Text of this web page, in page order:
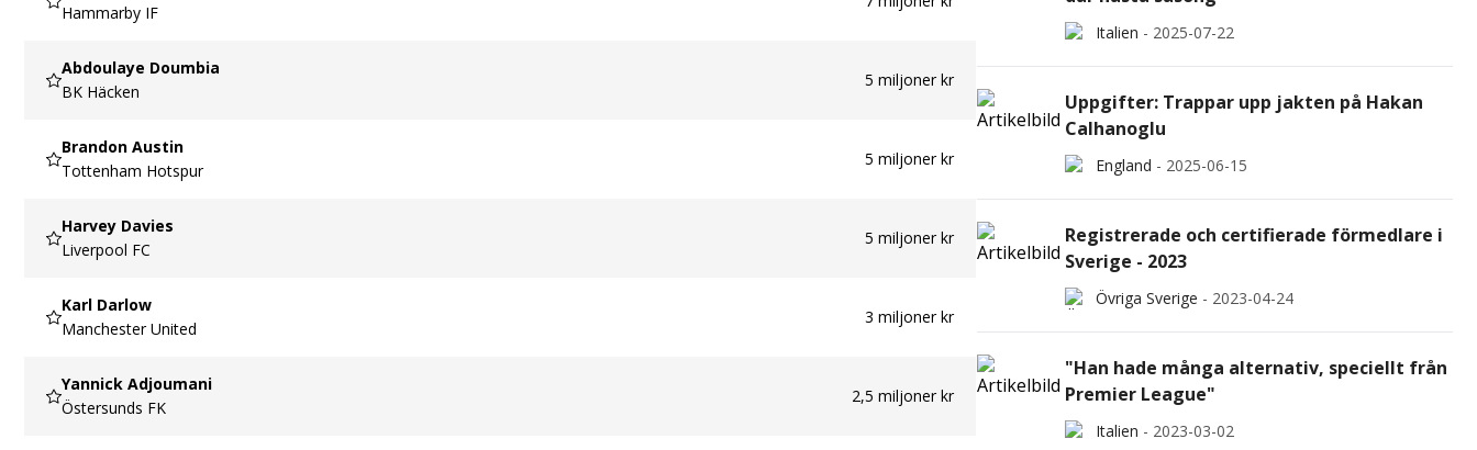
Hammarby IF
Abdoulaye Doumbia
BK Häcken
5 miljoner kr
Brandon Austin
Tottenham Hotspur
5 miljoner kr
Harvey Davies
Liverpool FC
5 miljoner kr
Karl Darlow
Manchester United
3 miljoner kr
Yannick Adjoumani
Östersunds FK
2,5 miljoner kr
Italien - 2025-07-22
Uppgifter: Trappar upp jakten på Hakan
Calhanoglu
England - 2025-06-15
Registrerade och certifierade förmedlare i
Sverige - 2023
Övriga Sverige - 2023-04-24
"Han hade många alternativ, speciellt från
Premier League"
Italien - 2023-03-02